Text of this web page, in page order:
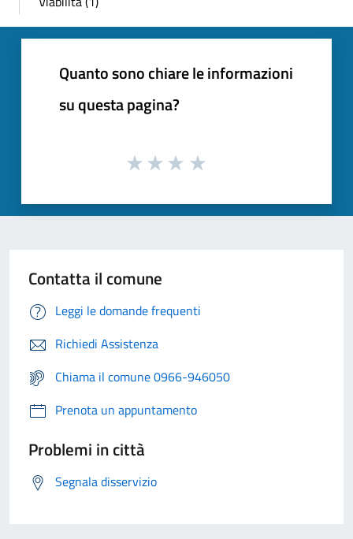
Quanto sono chiare le informazioni
su questa pagina?
Contatta il comune
Leggi le domande frequenti
Richiedi Assistenza
Chiama il comune 0966-946050
Prenota un appuntamento
Problemi in città
Segnala disservizio